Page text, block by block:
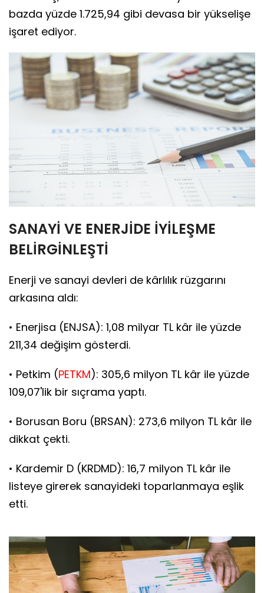
bazda yüzde 1.725,94 gibi devasa bir yükselişe
işaret ediyor.
SANAYİ VE ENERJİDE İYİLEŞME
BELİRGİNLEŞTİ
Enerji ve sanayi devleri de kârlılık rüzgarını
arkasına aldı:
• Enerjisa (ENJSA): 1,08 milyar TL kâr ile yüzde
211,34 değişim gösterdi.
• Petkim (PETKM): 305,6 milyon TL kâr ile yüzde
109,07'lik bir sıçrama yaptı.
• Borusan Boru (BRSAN): 273,6 milyon TL kâr ile
dikkat çekti.
• Kardemir D (KRDMD): 16,7 milyon TL kâr ile
listeye girerek sanayideki toparlanmaya eşlik
etti.